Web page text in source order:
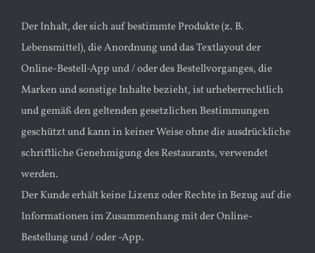
Der Inhalt, der sich auf bestimmte Produkte (z. B.
Lebensmittel), die Anordnung und das Textlayout der
Online-Bestell-App und / oder des Bestellvorganges, die
Marken und sonstige Inhalte bezieht, ist urheberrechtlich
und gemäß den geltenden gesetzlichen Bestimmungen
geschützt und kann in keiner Weise ohne die ausdrückliche
schriftliche Genehmigung des Restaurants, verwendet
werden.
Der Kunde erhält keine Lizenz oder Rechte in Bezug auf die
Informationen im Zusammenhang mit der Online-
Bestellung und / oder -App.